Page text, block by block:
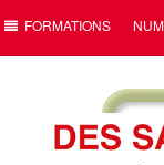
FORMATIONS